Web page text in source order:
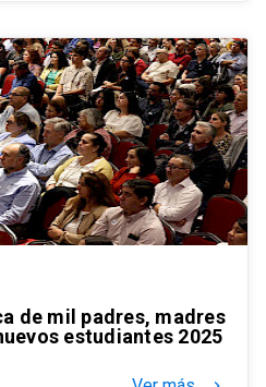
de mil padres, madres
estudiantes 2025